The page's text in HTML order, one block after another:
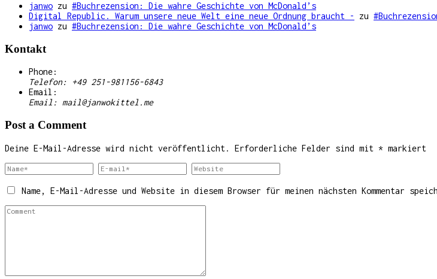
janwo zu #Buchrezension: Die wahre Geschichte von McDonald’s
Digital Republic. Warum unsere neue Welt eine neue Ordnung braucht -
zu
janwo zu #Buchrezension: Die wahre Geschichte von McDonald’s
Kontakt
Phone:
Telefon: +49 251-981156-6843
Email:
Email: mail@janwokittel.me
Post a Comment
Deine E-Mail-Adresse wird nicht veröffentlicht. Erforderliche Felder sind mit * markiert
Name, E-Mail-Adresse und Website in diesem Browser für meinen nächsten Kommentar